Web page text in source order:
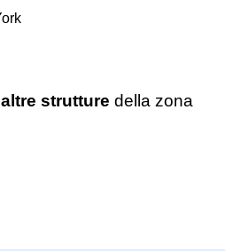
altre strutture della zona